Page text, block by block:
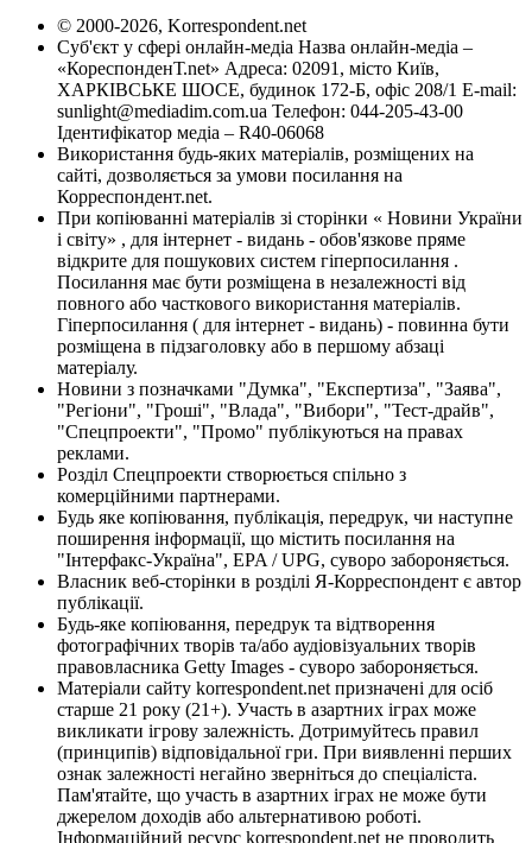
© 2000-2026, Korrespondent.net
Суб'єкт у сфері онлайн-медіа Назва онлайн-медіа –
«КореспонденТ.net» Адреса: 02091, місто Київ,
ХАРКІВСЬКЕ ШОСЕ, будинок 172-Б, офіс 208/1 E-mail:
sunlight@mediadim.com.ua Телефон: 044-205-43-00
Ідентифікатор медіа – R40-06068
Використання будь-яких матеріалів, розміщених на
сайті, дозволяється за умови посилання на
Корреспондент.net.
При копіюванні матеріалів зі сторінки « Новини України
і світу» , для інтернет - видань - обов'язкове пряме
відкрите для пошукових систем гіперпосилання .
Посилання має бути розміщена в незалежності від
повного або часткового використання матеріалів.
Гіперпосилання ( для інтернет - видань) - повинна бути
розміщена в підзаголовку або в першому абзаці
матеріалу.
Новини з позначками "Думка", "Експертиза", "Заява",
"Регіони", "Гроші", "Влада", "Вибори", "Тест-драйв",
"Спецпроекти", "Промо" публікуються на правах
реклами.
Розділ Спецпроекти створюється спільно з
комерційними партнерами.
Будь яке копіювання, публікація, передрук, чи наступне
поширення інформації, що містить посилання на
"Інтерфакс-Україна", EPA / UPG, суворо забороняється.
Власник веб-сторінки в розділі Я-Корреспондент є автор
публікації.
Будь-яке копіювання, передрук та відтворення
фотографічних творів та/або аудіовізуальних творів
правовласника Getty Images - суворо забороняється.
Матеріали сайту korrespondent.net призначені для осіб
старше 21 року (21+). Участь в азартних іграх може
викликати ігрову залежність. Дотримуйтесь правил
(принципів) відповідальної гри. При виявленні перших
ознак залежності негайно зверніться до спеціаліста.
Пам'ятайте, що участь в азартних іграх не може бути
джерелом доходів або альтернативою роботі.
Інформаційний ресурс korrespondent.net не проводить